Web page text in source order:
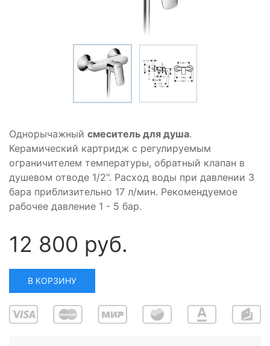
Однорычажный смеситель для душа.
Керамический картридж с регулируемым
ограничителем температуры, обратный клапан в
душевом отводе 1/2". Расход воды при давлении 3
бара приблизительно 17 л/мин. Рекомендуемое
рабочее давление 1 - 5 бар.
12 800 руб.
В КОРЗИНУ